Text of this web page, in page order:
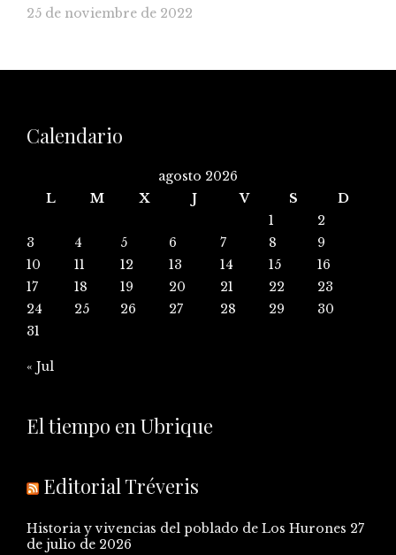
25 de noviembre de 2022
Calendario
agosto 2026
L
M X J V S
D
1
2
3
4 5 6 7 8
9
10
11 12 13 14 15
16
17
18 19 20 21 22
23
24
25 26 27 28 29
30
31
« Jul
El tiempo en Ubrique
Editorial Tréveris
Historia y vivencias del poblado de Los Hurones 27
de julio de 2026